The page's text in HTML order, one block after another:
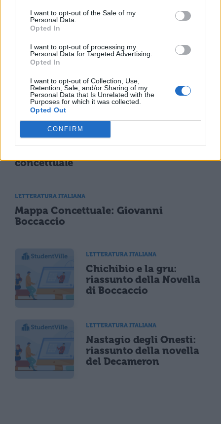
I want to opt-out of the Sale of my
Personal Data.
Opted In
I want to opt-out of processing my
Personal Data for Targeted Advertising.
Opted In
I want to opt-out of Collection, Use,
Retention, Sale, and/or Sharing of my
Personal Data that Is Unrelated with the
Purposes for which it was collected.
Opted Out
CONFIRM
LETTERATURA ITALIANA
Mappa Concettuale: Giovanni
Boccaccio (Firenze - 1313)
LETTERATURA ITALIANA
Mappa Concettuale: Decameron di
Boccaccio
LETTERATURA ITALIANA
concettuale
LETTERATURA ITALIANA
Mappa Concettuale: Giovanni
Boccaccio
LETTERATURA ITALIANA
Chichibio e la gru:
riassunto della Novella
di Boccaccio
LETTERATURA ITALIANA
Nastagio degli Onesti:
riassunto della novella
del Decameron